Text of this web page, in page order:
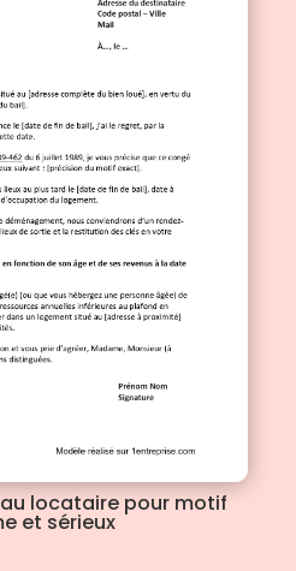
locataire pour motif
et sérieux